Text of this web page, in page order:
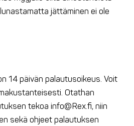
jättäminen ei ole
14 päivän palautusoikeus. Voit
Otathan
tekoa info@Rex.fi, niin
sekä ohjeet palautuksen